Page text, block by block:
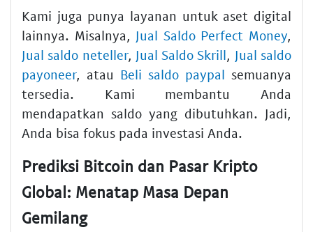
Kami juga punya layanan untuk aset digital
lainnya. Misalnya, Jual Saldo Perfect Money,
Jual saldo neteller, Jual Saldo Skrill, Jual saldo
payoneer, atau Beli saldo paypal semuanya
tersedia. Kami membantu Anda
mendapatkan saldo yang dibutuhkan. Jadi,
Anda bisa fokus pada investasi Anda.
Prediksi Bitcoin dan Pasar Kripto
Global: Menatap Masa Depan
Gemilang